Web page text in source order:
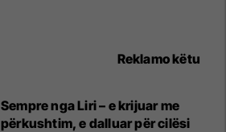
Reklamo këtu
Sempre nga Liri – e krijuar me
përkushtim, e dalluar për cilësi